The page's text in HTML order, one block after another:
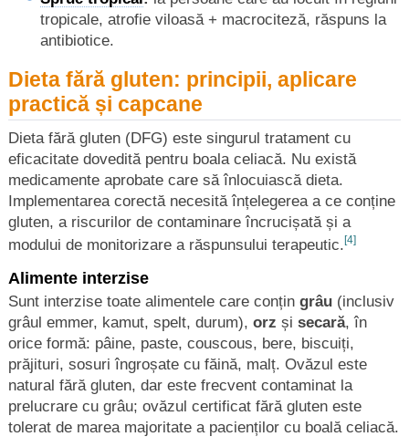
tropicale, atrofie viloasă + macrociteză, răspuns la
antibiotice.
Dieta fără gluten: principii, aplicare
practică și capcane
Dieta fără gluten (DFG) este singurul tratament cu
eficacitate dovedită pentru boala celiacă. Nu există
medicamente aprobate care să înlocuiască dieta.
Implementarea corectă necesită înțelegerea a ce conține
gluten, a riscurilor de contaminare încrucișată și a
modului de monitorizare a răspunsului terapeutic.
[4]
Alimente interzise
Sunt interzise toate alimentele care conțin grâu(inclusiv
grâul emmer, kamut, spelt, durum), orz și secară, în
orice formă: pâine, paste, couscous, bere, biscuiți,
prăjituri, sosuri îngroșate cu făină, malț. Ovăzul este
natural fără gluten, dar este frecvent contaminat la
prelucrare cu grâu; ovăzul certificat fără gluten este
tolerat de marea majoritate a pacienților cu boală celiacă.